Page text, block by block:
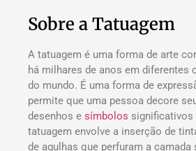
Sobre a Tatuagem
A tatuagem é uma forma de arte
há milhares de anos em diferentes
do mundo. É uma forma de
permite que uma pessoa decore
desenhos e símbolos significativos
tatuagem envolve a inserção de
de agulhas que perfuram a camada